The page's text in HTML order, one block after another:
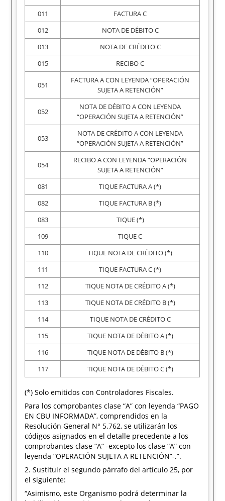
011
FACTURA C
012
NOTA DE DÉBITO C
013
NOTA DE CRÉDITO C
015
RECIBO C
051
FACTURA A CON LEYENDA “OPERACIÓN
SUJETA A RETENCIÓN”
052
NOTA DE DÉBITO A CON LEYENDA
“OPERACIÓN SUJETA A RETENCIÓN”
053
NOTA DE CRÉDITO A CON LEYENDA
“OPERACIÓN SUJETA A RETENCIÓN”
054
RECIBO A CON LEYENDA “OPERACIÓN
SUJETA A RETENCIÓN”
081
TIQUE FACTURA A (*)
082
TIQUE FACTURA B (*)
083
TIQUE (*)
109
TIQUE C
110
TIQUE NOTA DE CRÉDITO (*)
111
TIQUE FACTURA C (*)
112
TIQUE NOTA DE CRÉDITO A (*)
113
TIQUE NOTA DE CRÉDITO B (*)
114
TIQUE NOTA DE CRÉDITO C
115
TIQUE NOTA DE DÉBITO A (*)
116
TIQUE NOTA DE DÉBITO B (*)
117
TIQUE NOTA DE DÉBITO C (*)
(*) Solo emitidos con Controladores Fiscales.
Para los comprobantes clase “A” con leyenda “PAGO
EN CBU INFORMADA”, comprendidos en la
Resolución General N° 5.762, se utilizarán los
códigos asignados en el detalle precedente a los
comprobantes clase “A” -excepto los clase “A” con
leyenda “OPERACIÓN SUJETA A RETENCIÓN”-.”.
2. Sustituir el segundo párrafo del artículo 25, por
el siguiente:
“Asimismo, este Organismo podrá determinar la